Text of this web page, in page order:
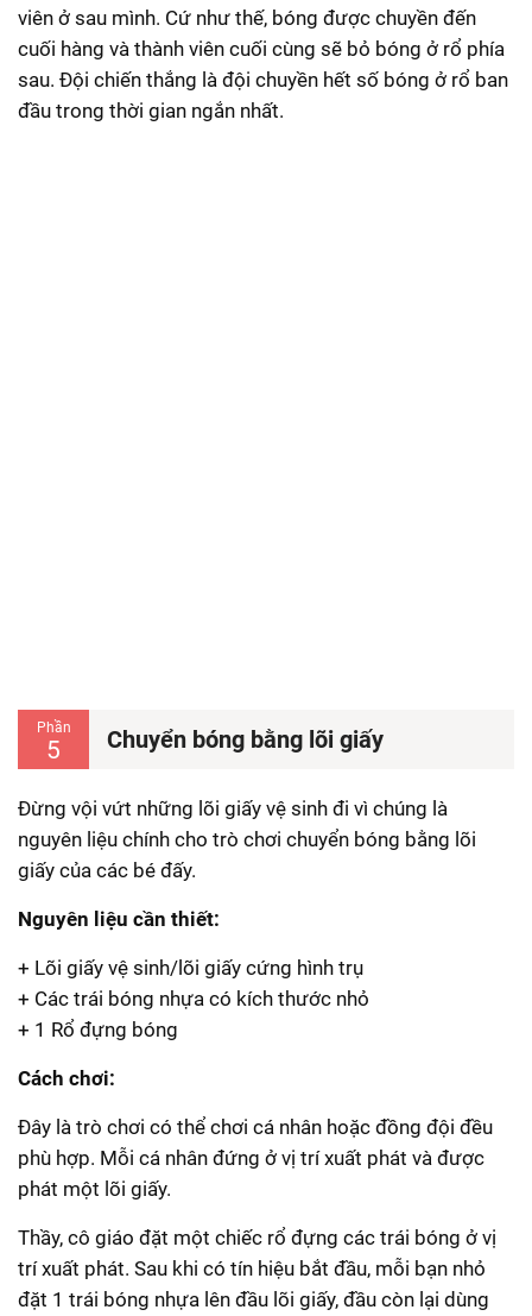
viên ở sau mình. Cứ như thế, bóng được chuyền đến
cuối hàng và thành viên cuối cùng sẽ bỏ bóng ở rổ phía
sau. Đội chiến thắng là đội chuyền hết số bóng ở rổ ban
đầu trong thời gian ngắn nhất.
Phần
5 Chuyển bóng bằng lõi giấy
Đừng vội vứt những lõi giấy vệ sinh đi vì chúng là
nguyên liệu chính cho trò chơi chuyển bóng bằng lõi
giấy của các bé đấy.
Nguyên liệu cần thiết:
+ Lõi giấy vệ sinh/lõi giấy cứng hình trụ
+ Các trái bóng nhựa có kích thước nhỏ
+ 1 Rổ đựng bóng
Cách chơi:
Đây là trò chơi có thể chơi cá nhân hoặc đồng đội đều
phù hợp. Mỗi cá nhân đứng ở vị trí xuất phát và được
phát một lõi giấy.
Thầy, cô giáo đặt một chiếc rổ đựng các trái bóng ở vị
trí xuất phát. Sau khi có tín hiệu bắt đầu, mỗi bạn nhỏ
đặt 1 trái bóng nhựa lên đầu lõi giấy, đầu còn lại dùng